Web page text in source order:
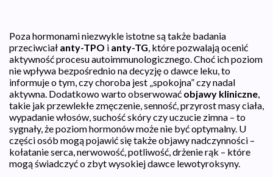
Poza hormonami niezwykle istotne są także badania
przeciwciał anty-TPO i anty-TG, które pozwalają ocenić
aktywność procesu autoimmunologicznego. Choć ich poziom
nie wpływa bezpośrednio na decyzję o dawce leku, to
informuje o tym, czy choroba jest „spokojna” czy nadal
aktywna. Dodatkowo warto obserwować objawy kliniczne,
takie jak przewlekłe zmęczenie, senność, przyrost masy ciała,
wypadanie włosów, suchość skóry czy uczucie zimna – to
sygnały, że poziom hormonów może nie być optymalny. U
części osób mogą pojawić się także objawy nadczynności –
kołatanie serca, nerwowość, potliwość, drżenie rąk – które
mogą świadczyć o zbyt wysokiej dawce lewotyroksyny.